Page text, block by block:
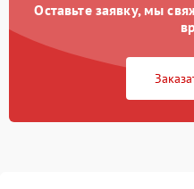
Оставьте заявку, мы